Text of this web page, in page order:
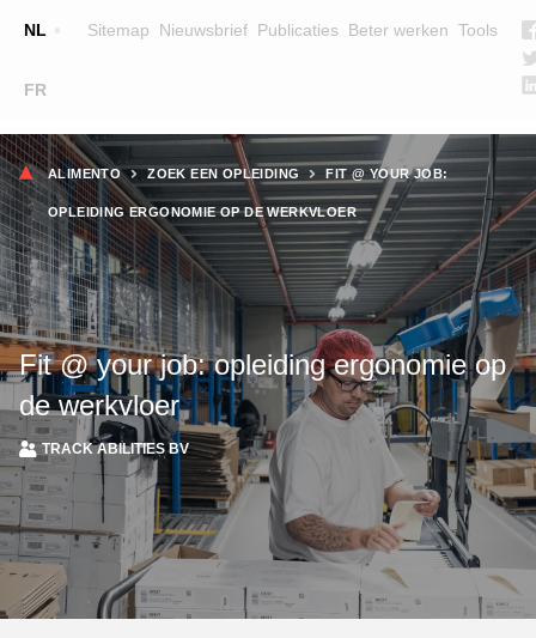
NL
FR
Sitemap Nieuwsbrief Publicaties Beter werken Tools
Main
navigation
OPLEIDINGEN
LESGEVERS
WIE ZIJN WE
TEAM
CONTACT
ZOEK EEN OPLEIDING
Kruimelpad
ALIMENTO ZOEK EEN OPLEIDING FIT @ YOUR JOB:
OPLEIDING ERGONOMIE OP DE WERKVLOER
Fit @ your job: opleiding ergonomie op
de werkvloer
TRACK ABILITIES BV